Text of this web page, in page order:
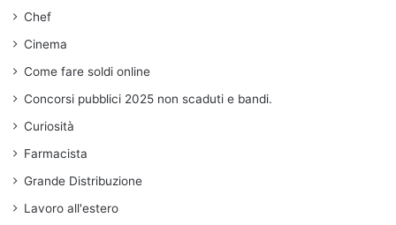
Chef
Cinema
Come fare soldi online
Concorsi pubblici 2025 non scaduti e bandi.
Curiosità
Farmacista
Grande Distribuzione
Lavoro all'estero